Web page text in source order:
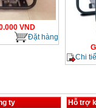
VND
Đặt hàng
Chi
ty
Hỗ trợ